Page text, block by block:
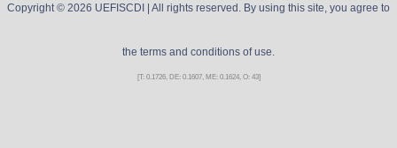
Copyright © 2026 UEFISCDI | All rights reserved. By using this site, you agree to
the terms and conditions of use.
[T: 0.1726, DE: 0.1607, ME: 0.1624, O: 43]